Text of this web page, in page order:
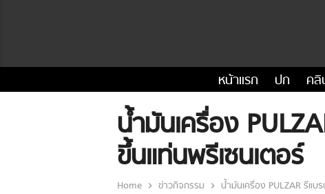
หน้าแรก ปก ค
น้ำมันเครื่อง
ขึ้นแท่นพรีเซนเตอร์
Home ข่าวกิจกรรม น้ำมันเครื่อง PULZAR รีแ